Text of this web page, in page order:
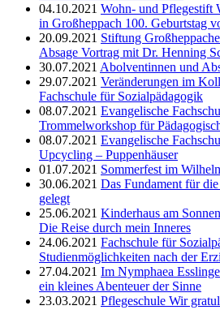
04.10.2021 Wohn- und Pflegestift
in Großheppach 100. Geburtstag
20.09.2021 Stiftung
Absage Vortrag mit Dr. Henning
30.07.2021 Abolventinnen und
29.07.2021 Veränderungen im
Fachschule für Sozialpädagogik
08.07.2021 Evangelische
Trommelworkshop für
08.07.2021 Evangelische
Upcycling – Puppenhäuser
01.07.2021 Sommerfest im
30.06.2021 Das Fundament für
gelegt
25.06.2021 Kinderhaus am
Die Reise durch mein Inneres
24.06.2021 Fachschule für
Studienmöglichkeiten nach der
27.04.2021 Im Nymphaea
ein kleines Abenteuer der Sinne
23.03.2021 Pflegeschule Wir